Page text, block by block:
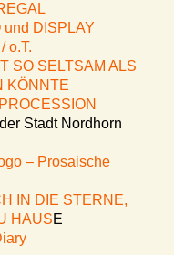
und DISPLAY
o.T.
SO SELTSAM ALS
KÖNNTE
Stadt Nordhorn
– Prosaische
IN DIE STERNE,
HAUSE